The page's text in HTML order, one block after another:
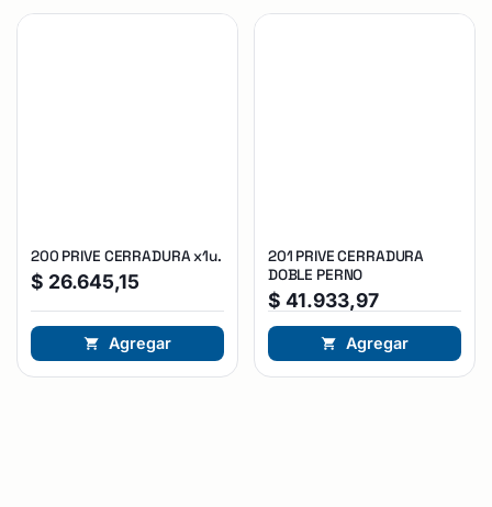
200 PRIVE CERRADURA x1u.
$ 26.645,15
Agregar
201 PRIVE CERRADURA
DOBLE PERNO
$ 41.933,97
Agregar